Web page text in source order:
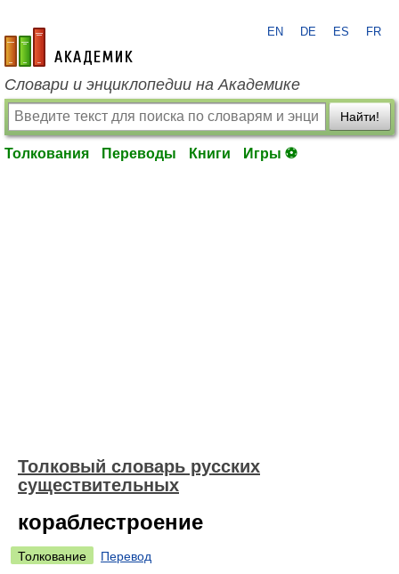
academic.ru
EN DE ES FR
Словари и энциклопедии на Академике
Найти!
Толкования Переводы Книги Игры ⚽
Толковый словарь русских
существительных
кораблестроение
Толкование
Перевод